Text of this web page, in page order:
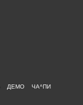
ДЕМО
ЧА^ПИ